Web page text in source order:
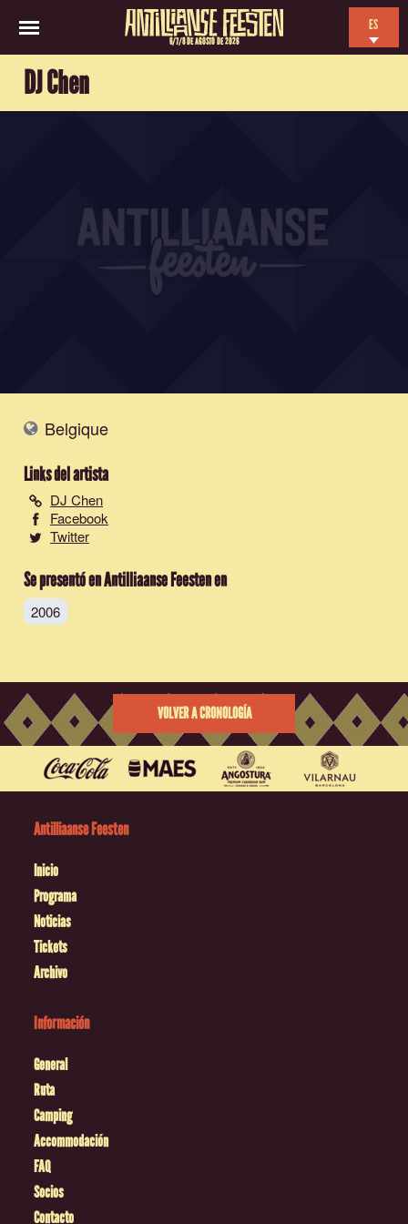
6/7/8 DE AGOSTO DE 2026
ES
DJ Chen
Belgique
Links del artista
DJ Chen
Facebook
Twitter
Se presentó en Antilliaanse Feesten en
2006
VOLVER A CRONOLOGÍA
Antilliaanse Feesten
Inicio
Programa
Noticias
Tickets
Archivo
Información
General
Ruta
Camping
Accommodación
FAQ
Socios
Contacto